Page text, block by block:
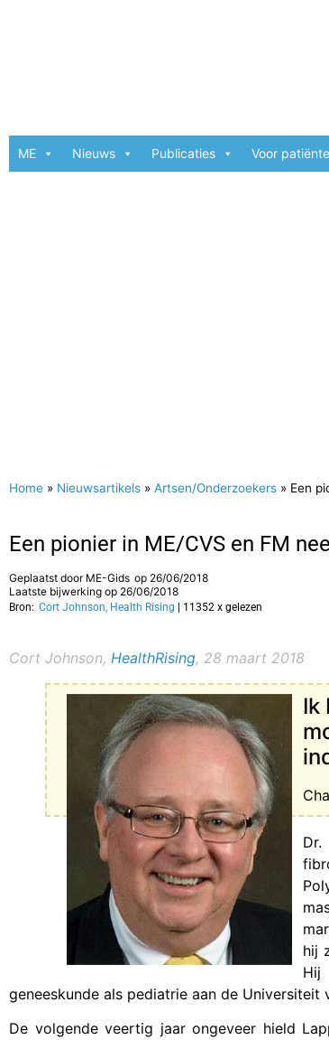
ME Nieuws Publicaties Voor
Home » Nieuwsartikels » Artsen/Onderzoekers » Een
Een pionier in ME/CVS en FM
Geplaatst door ME-Gids op 26/06/2018
Laatste bijwerking op 26/06/2018
Bron: Cort Johnson, Health Rising | 11352 x gelezen
Cort Johnson, HealthRising, 28 maart 2018
Ik
hij
geneeskunde als pediatrie aan de Universiteit
De volgende veertig jaar ongeveer hield